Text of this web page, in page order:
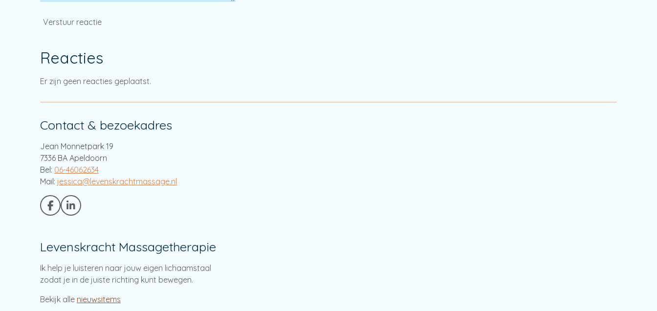
Verstuur reactie
Reacties
Er zijn geen reacties geplaatst.
Contact & bezoekadres
Jean Monnetpark 19
7336 BA Apeldoorn
Bel: 06-46062634
Mail: jessica@levenskrachtmassage.nl
F
a
b
o
k
L
i
e
I
n
Levenskracht Massagetherapie
Ik help je luisteren naar jouw eigen lichaamstaal
zodat je in de juiste richting kunt bewegen.
Bekijk alle nieuwsitems